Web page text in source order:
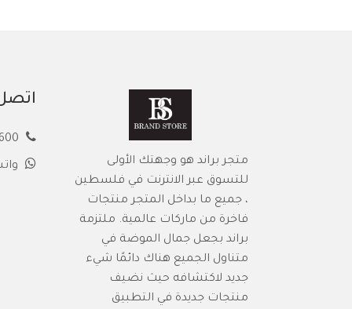
متجر براند هو وجهتك الأولى
للتسوق عبر الانترنت في فلسطين
، جميع ما بداخل المتجر منتجات
فاخرة من ماركات عالمية. ملتزمة
براند بجعل جمال الموضة في
متناول الجميع هناك دائمًا شيء
جديد لاكتشافه حيث نضيف
منتجات جديدة في التطبيق